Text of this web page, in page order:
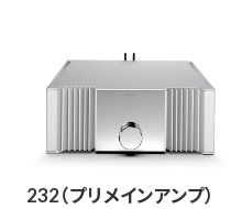
232（プリメインアンプ）